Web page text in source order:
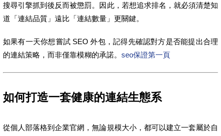
搜尋引擎抓到後反而被懲罰。因此，若想追求排名，就必須清楚知
道「連結品質」遠比「連結數量」更關鍵。
如果有一天你想嘗試 SEO 外包，記得先確認對方是否能提出合理
的連結策略，而非僅靠模糊的承諾。 seo保證第一頁
如何打造一套健康的連結生態系
從個人部落格到企業官網，無論規模大小，都可以建立一套屬於自